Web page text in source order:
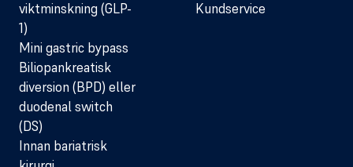
viktminskning (GLP-
1)
Mini gastric bypass
Biliopankreatisk
diversion (BPD) eller
duodenal switch
(DS)
Innan bariatrisk
Kundservice